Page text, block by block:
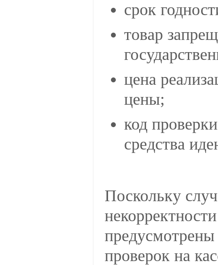
срок
товар
цена
цены;
код
средства
Поскольку
проверок на